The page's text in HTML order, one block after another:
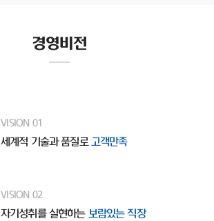
경영비전
VISION 01
세계적 기술과 품질로 고객만족
VISION 02
자기성취를 실현하는 보람있는 직장